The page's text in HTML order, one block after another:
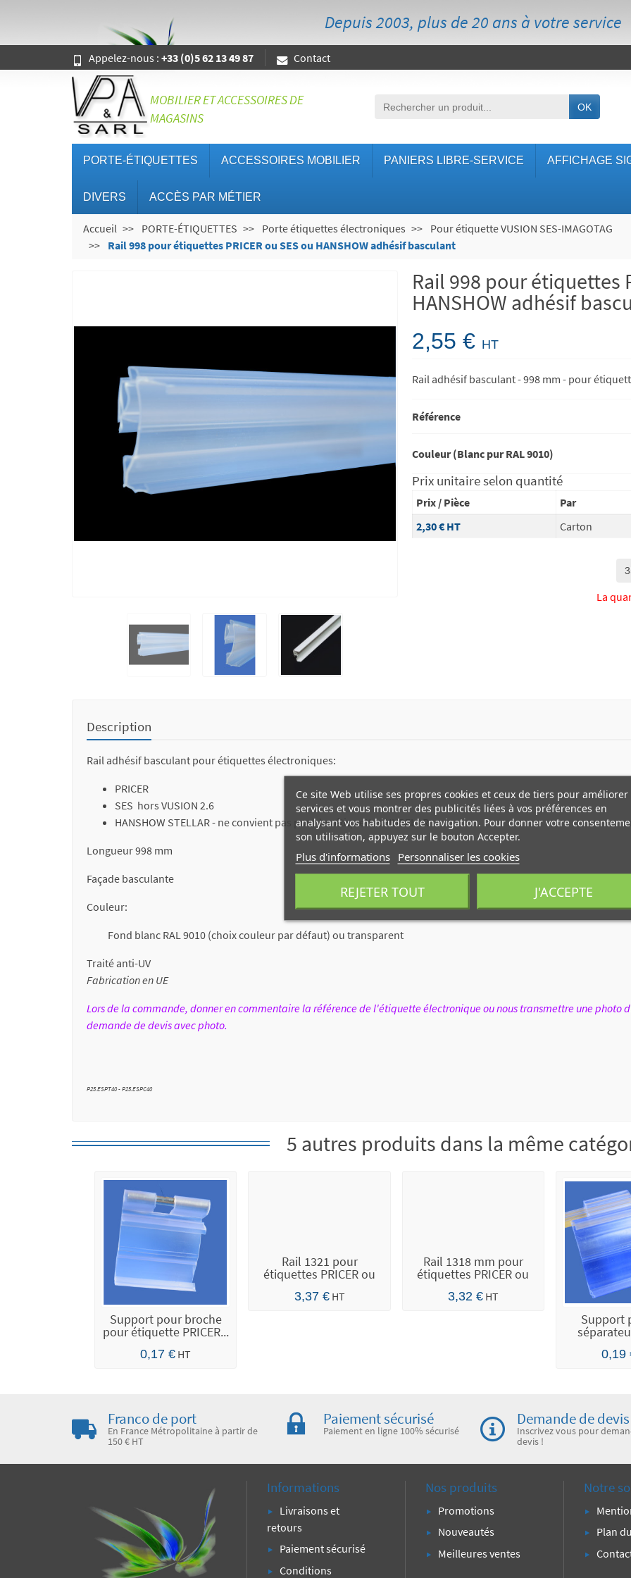
Depuis 2003, plus de 20 ans à votre service
Appelez-nous : +33 (0)5 62 13 49 87 Contact
MOBILIER ET ACCESSOIRES DE
MAGASINS
OK
PORTE-ÉTIQUETTES ACCESSOIRES MOBILIER PANIERS LIBRE-SERVICE AFFICHAGE
DIVERS ACCÈS PAR MÉTIER
Accueil PORTE-ÉTIQUETTES Porte étiquettes électroniques
Pour étiquette VUSION SES-IMAGOTAG
Rail 998 pour étiquettes PRICER ou SES ou HANSHOW adhésif basculant
Rail 998 pour étiquettes
HANSHOW adhésif
2,55 € HT
Rail adhésif basculant - 998 mm - pour
Référence
Couleur (Blanc pur RAL 9010)
Prix unitaire selon quantité
Prix / Pièce Par
2,30 € HT Carton
La
Description
Rail adhésif basculant pour étiquettes électroniques:
PRICER
SES hors VUSION 2.6
HANSHOW STELLAR - ne convient pas pour les étiquettes NUBELAR
Longueur 998 mm
Façade basculante
Couleur:
Fond blanc RAL 9010 (choix couleur par défaut) ou transparent
Traité anti-UV
Fabrication en UE
Lors de la commande, donner en commentaire la référence de l'étiquette électronique ou nous transmettre une photo d
demande de devis avec photo.
P25.ESPT40 - P25.ESPC40
5 autres produits dans la même
Support pour broche
pour étiquette PRICER...
0,17 € HT
Rail 1321 pour
étiquettes PRICER ou
3,37 €HT
Rail 1318 mm pour
étiquettes PRICER ou
3,32 €HT
Support
0,19
Franco de port
En France Métropolitaine à partir de
150 € HT
Paiement sécurisé
Paiement en ligne 100% sécurisé
Demande de devis
Inscrivez vous pour
devis !
Informations
Livraisons et
retours
Paiement sécurisé
Conditions
Nos produits
Promotions
Nouveautés
Meilleures ventes
Notre
Plan
Ce site Web utilise ses propres cookies et ceux de tiers pour améliorer
services et vous montrer des publicités liées à vos préférences en
analysant vos habitudes de navigation. Pour donner votre
son utilisation, appuyez sur le bouton Accepter.
Plus d'informations Personnaliser les cookies
REJETER TOUT J'ACCEPTE